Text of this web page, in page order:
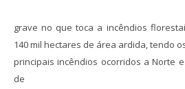
grave no que toca a incêndios
140 mil hectares de área ardida, tendo
principais incêndios ocorridos a Norte
de